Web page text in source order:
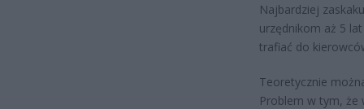
Najbardziej
urzędnikom aż 5
trafiać do
Teoretycznie
Problem w tym, że